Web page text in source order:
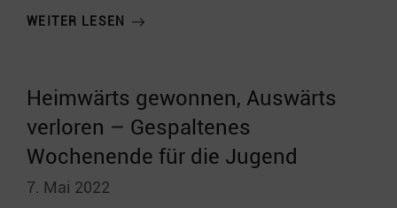
WEITER LESEN
Heimwärts gewonnen, Auswärts
verloren – Gespaltenes
Wochenende für die Jugend
7. Mai 2022